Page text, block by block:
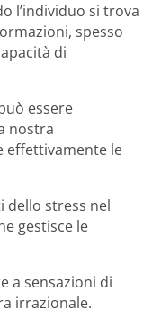
l’individuo si trova
spesso
di
essere
nostra
effettivamente le
dello stress nel
gestisce le
a sensazioni di
irrazionale.